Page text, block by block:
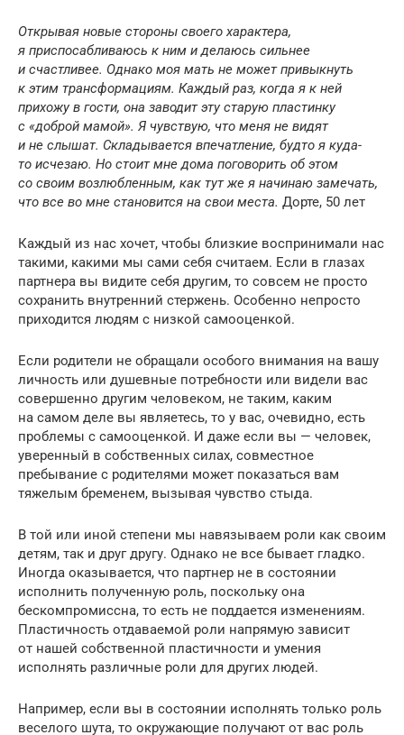
Открывая новые стороны своего характера,
я приспосабливаюсь к ним и делаюсь сильнее
и счастливее. Однако моя мать не может привыкнуть
к этим трансформациям. Каждый раз, когда я к ней
прихожу в гости, она заводит эту старую пластинку
с «доброй мамой». Я чувствую, что меня не видят
и не слышат. Складывается впечатление, будто я куда-
то исчезаю. Но стоит мне дома поговорить об этом
со своим возлюбленным, как тут же я начинаю замечать,
что все во мне становится на свои места. Дорте, 50 лет
Каждый из нас хочет, чтобы близкие воспринимали нас
такими, какими мы сами себя считаем. Если в глазах
партнера вы видите себя другим, то совсем не просто
сохранить внутренний стержень. Особенно непросто
приходится людям с низкой самооценкой.
Если родители не обращали особого внимания на вашу
личность или душевные потребности или видели вас
совершенно другим человеком, не таким, каким
на самом деле вы являетесь, то у вас, очевидно, есть
проблемы с самооценкой. И даже если вы — человек,
уверенный в собственных силах, совместное
пребывание с родителями может показаться вам
тяжелым бременем, вызывая чувство стыда.
В той или иной степени мы навязываем роли как своим
детям, так и друг другу. Однако не все бывает гладко.
Иногда оказывается, что партнер не в состоянии
исполнить полученную роль, поскольку она
бескомпромиссна, то есть не поддается изменениям.
Пластичность отдаваемой роли напрямую зависит
от нашей собственной пластичности и умения
исполнять различные роли для других людей.
Например, если вы в состоянии исполнять только роль
веселого шута, то окружающие получают от вас роль